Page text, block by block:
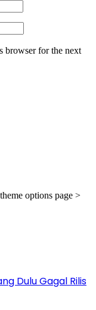
browser for the next
options page >
Dulu Gagal Rilis